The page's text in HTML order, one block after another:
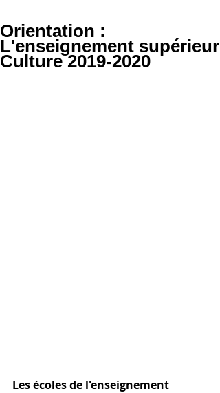
Orientation :
L'enseignement supérieur
Culture 2019-2020
Les écoles de l'enseignement